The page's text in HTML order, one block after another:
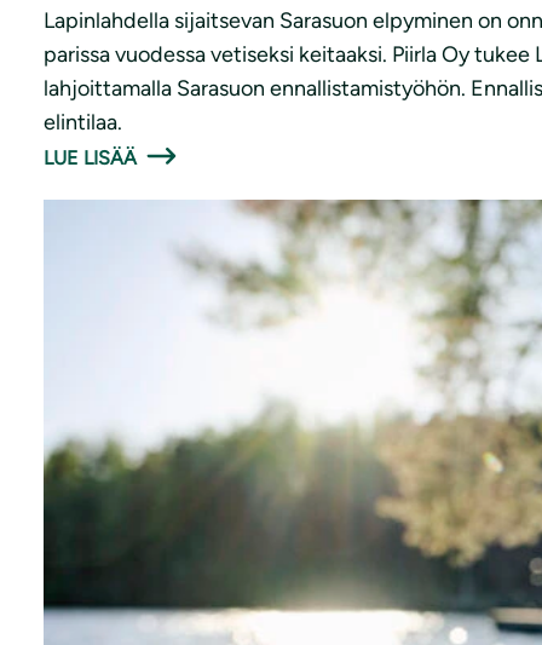
Lapinlahdella sijaitsevan Sarasuon elpyminen on
parissa vuodessa vetiseksi keitaaksi. Piirla Oy
lahjoittamalla Sarasuon ennallistamistyöhön.
elintilaa.
LUE LISÄÄ